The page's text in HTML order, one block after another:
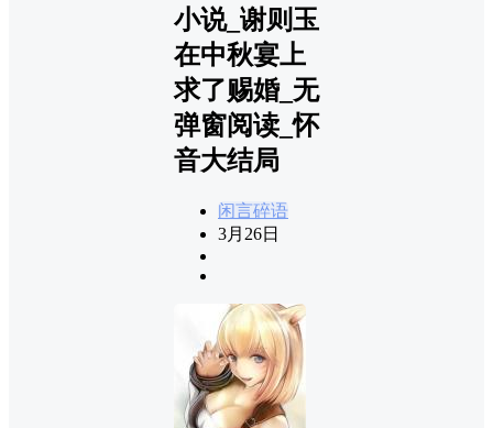
小说_谢则玉
在中秋宴上
求了赐婚_无
弹窗阅读_怀
音大结局
闲言碎语
3月26日